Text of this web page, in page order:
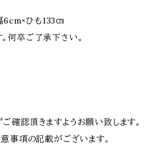
ひも133㎝
何卒ご了承下さい。
確認頂きますようお願い致します。
事項の記載がございます。